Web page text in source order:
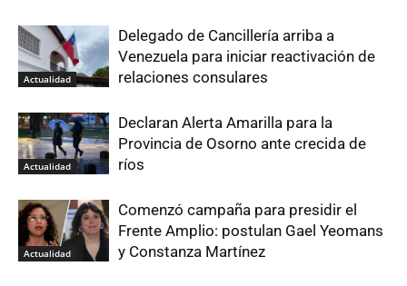
Actualidad
Delegado de Cancillería arriba a
Venezuela para iniciar reactivación de
relaciones consulares
Actualidad
Declaran Alerta Amarilla para la
Provincia de Osorno ante crecida de
ríos
Actualidad
Comenzó campaña para presidir el
Frente Amplio: postulan Gael Yeomans
y Constanza Martínez